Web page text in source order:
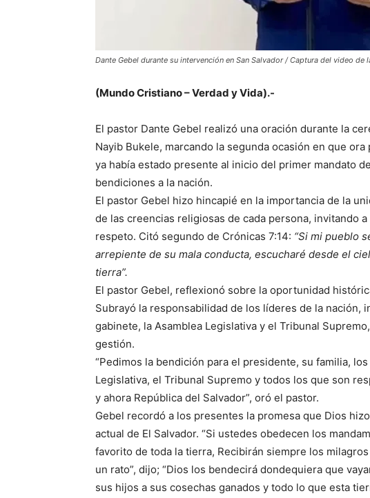
Dante Gebel durante su intervención en San Salvador / Captura del video de
(Mundo Cristiano – Verdad y Vida).-
El pastor Dante Gebel realizó una oración durante la
Nayib Bukele, marcando la segunda ocasión en que
ya había estado presente al inicio del primer mandato
bendiciones a la nación.
El pastor Gebel hizo hincapié en la importancia de la
de las creencias religiosas de cada persona, invitando
respeto. Citó segundo de Crónicas 7:14: “Si mi pueblo
arrepiente de su mala conducta, escucharé desde el
tierra”.
El pastor Gebel, reflexionó sobre la oportunidad
Subrayó la responsabilidad de los líderes de la nación,
gabinete, la Asamblea Legislativa y el Tribunal
gestión.
“Pedimos la bendición para el presidente, su familia,
Legislativa, el Tribunal Supremo y todos los que son
y ahora República del Salvador”, oró el pastor.
Gebel recordó a los presentes la promesa que Dios
actual de El Salvador. “Si ustedes obedecen los
favorito de toda la tierra, Recibirán siempre los
un rato”, dijo; “Dios los bendecirá dondequiera que
sus hijos a sus cosechas ganados y todo lo que esta